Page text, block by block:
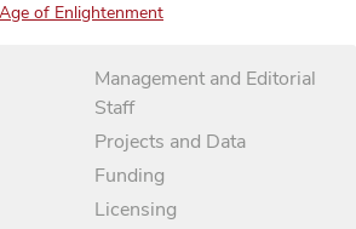
of Enlightenment
Management and Editorial
Staff
Projects and Data
Funding
Licensing